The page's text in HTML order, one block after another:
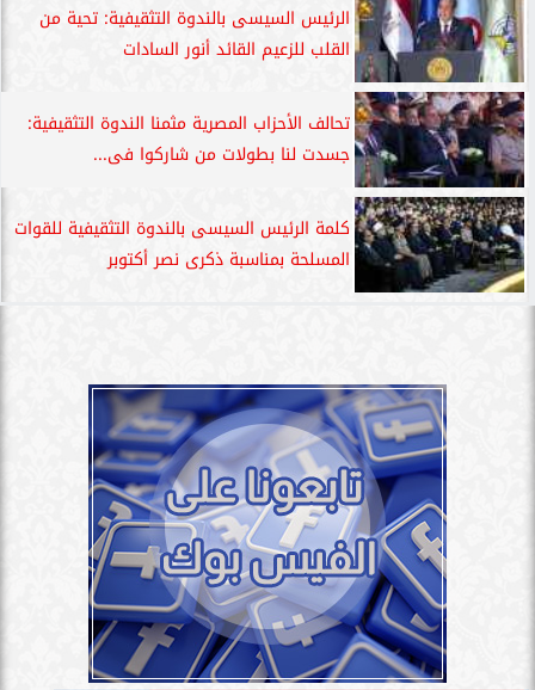
الرئيس السيسى بالندوة التثقيفية: تحية من
القلب للزعيم القائد أنور السادات
تحالف الأحزاب المصرية مثمنا الندوة التثقيفية:
جسدت لنا بطولات من شاركوا فى...
كلمة الرئيس السيسى بالندوة التثقيفية للقوات
المسلحة بمناسبة ذكرى نصر أكتوبر